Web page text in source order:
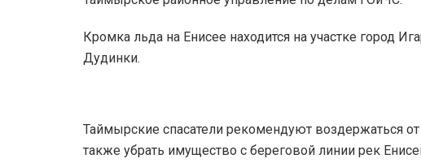
Кромка льда на Енисее находится на участке город
Дудинки.
Таймырские спасатели рекомендуют воздержаться
также убрать имущество с береговой линии рек